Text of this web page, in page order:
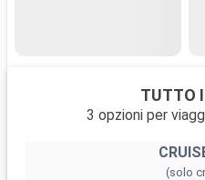
TUTTO
3 opzioni per
(solo